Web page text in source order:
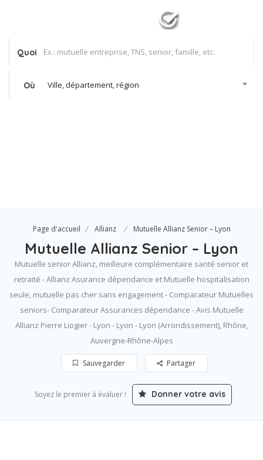
Quoi
Où Ville, département, région
Page d'accueil Allianz Mutuelle Allianz Senior – Lyon
Mutuelle Allianz Senior – Lyon
Mutuelle senior Allianz, meilleure complémentaire santé senior et
retraité - Allianz Asurance dépendance et Mutuelle hospitalisation
seule, mutuelle pas cher sans engagement - Comparateur Mutuelles
seniors- Comparateur Assurances dépendance - Avis Mutuelle
Allianz Pierre Liogier - Lyon - Lyon - Lyon (Arrondissement), Rhône,
Auvergne-Rhône-Alpes
Sauvegarder Partager
Soyez le premier à évaluer ! Donner votre avis